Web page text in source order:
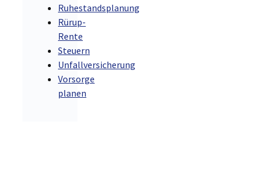
Ruhestandsplanung
Rürup-
Rente
Steuern
Unfallversicherung
Vorsorge
planen